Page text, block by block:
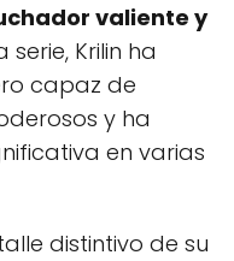
valiente y
Krilin ha
capaz de
y ha
en varias
distintivo de su